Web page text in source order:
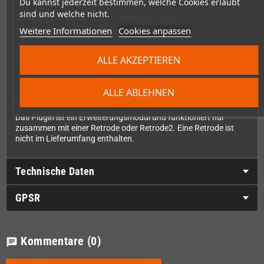
sind und welche nicht.
Weitere Informationen Cookies anpassen
ALLE ABLEHNEN
ALLE AKZEPTIEREN
Variante ohne Controlleranschlüsse
Diese Ausführung besitzt keine Controllerports. Wenn Du
zusätzlich originale N64-Controller über die Retrode verwenden
möchtest, benötigst Du stattdessen die Variante mit zwei N64-
Controlleranschlüssen.
Das Plugin ist ein Erweiterungsmodul und funktioniert nur
zusammen mit einer Retrode oder Retrode2. Eine Retrode ist
nicht im Lieferumfang enthalten.
Technische Daten
GPSR
chat Kommentare (0)